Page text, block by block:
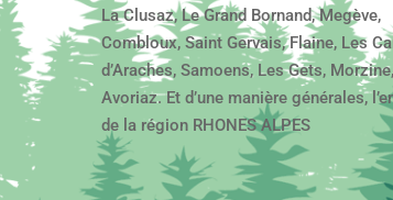
La Clusaz, Le Grand Bornand, Megève,
Combloux, Saint Gervais, Flaine, Les
d’Araches, Samoens, Les Gets, Morzine,
Avoriaz. Et d’une manière générales,
de la région RHONES ALPES